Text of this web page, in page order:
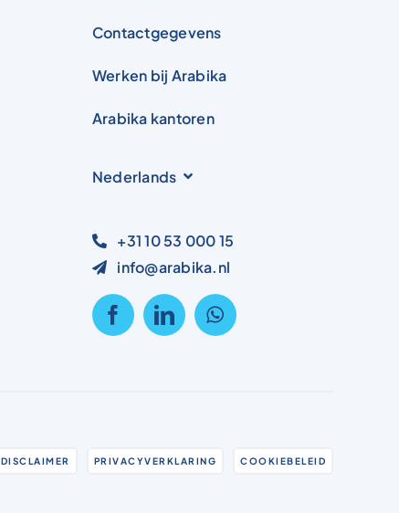
Contactgegevens
Werken bij Arabika
Arabika kantoren
Nederlands
+31 10 53 000 15
info@arabika.nl
DISCLAIMER PRIVACYVERKLARING COOKIEBELEID